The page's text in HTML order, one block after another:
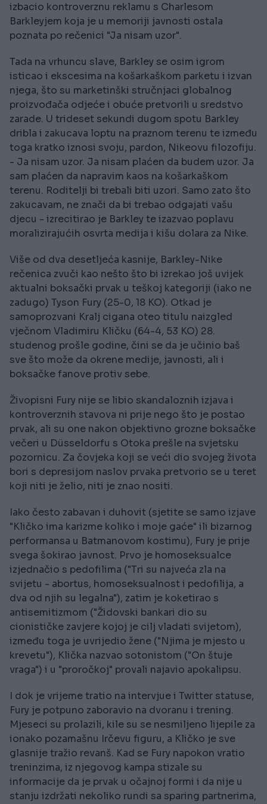
izbacio kontroverznu reklamu s Charlesom
Barkleyjem koja je u memoriji javnosti ostala
poznata po rečenici "Ja nisam uzor".
Tada na vrhuncu slave, Barkley se osim igrom
isticao i ekscesima na košarkaškom parketu i izvan
njega, što su marketinški stručnjaci globalnog
proizvođača odjeće i obuće pretvorili u sredstvo
zarade. U trideset sekundi dugom spotu Barkley
dribla i zakucava loptu na praznom terenu te između
toga kratko iznosi svoju, pardon, Nikeovu filozofiju.
- Ja nisam uzor. Ja nisam plaćen da budem uzor. Ja
sam plaćen da napravim kaos na košarkaškom
terenu. Roditelji bi trebali biti uzori. Samo zato što
zakucavam, ne znači da bi trebao odgajati vašu
djecu - izrecitirao je Barkley te izazvao poplavu
moralizirajućih osvrta medija i kišu dolara za Nike.
Više od dva desetljeća kasnije, Barkley-Nike
rečenica zvuči kao nešto što bi izrekao još uvijek
aktualni boksački prvak u teškoj kategoriji (iako ne
zadugo) Tyson Fury (25-0, 18 KO). Otkad je
samoprozvani Kralj cigana oteo titulu naizgled
vječnom Vladimiru Kličku (64-4, 53 KO) 28.
studenog prošle godine, čini se da je učinio baš
sve što može da okrene medije, javnosti, ali i
boksačke fanove protiv sebe.
Živopisni Fury nije se libio skandaloznih izjava i
kontroverznih stavova ni prije nego što je postao
prvak, ali su one nakon objektivno grozne boksačke
večeri u Düsseldorfu s Otoka prešle na svjetsku
pozornicu. Za čovjeka koji se veći dio svojeg života
bori s depresijom naslov prvaka pretvorio se u teret
koji niti je želio, niti je znao nositi.
Iako često zabavan i duhovit (sjetite se samo izjave
"Kličko ima karizme koliko i moje gaće" ili bizarnog
performansa u Batmanovom kostimu), Fury je prije
svega šokirao javnost. Prvo je homoseksualce
izjednačio s pedofilima ("Tri su najveća zla na
svijetu - abortus, homoseksualnost i pedofilija, a
dva od njih su legalna"), zatim je koketirao s
antisemitizmom ("Židovski bankari dio su
cionističke zavjere kojoj je cilj vladati svijetom),
između toga je uvrijedio žene ("Njima je mjesto u
krevetu"), Klička nazvao sotonistom ("On štuje
vraga") i u "proročkoj" provali najavio apokalipsu.
I dok je vrijeme tratio na intervjue i Twitter statuse,
Fury je potpuno zaboravio na dvoranu i trening.
Mjeseci su prolazili, kile su se nesmiljeno lijepile za
ionako pozamašnu Irčevu figuru, a Kličko je sve
glasnije tražio revanš. Kad se Fury napokon vratio
treninzima, iz njegovog kampa stizale su
informacije da je prvak u očajnoj formi i da nije u
stanju izdržati nekoliko rundi sa sparing partnerima,